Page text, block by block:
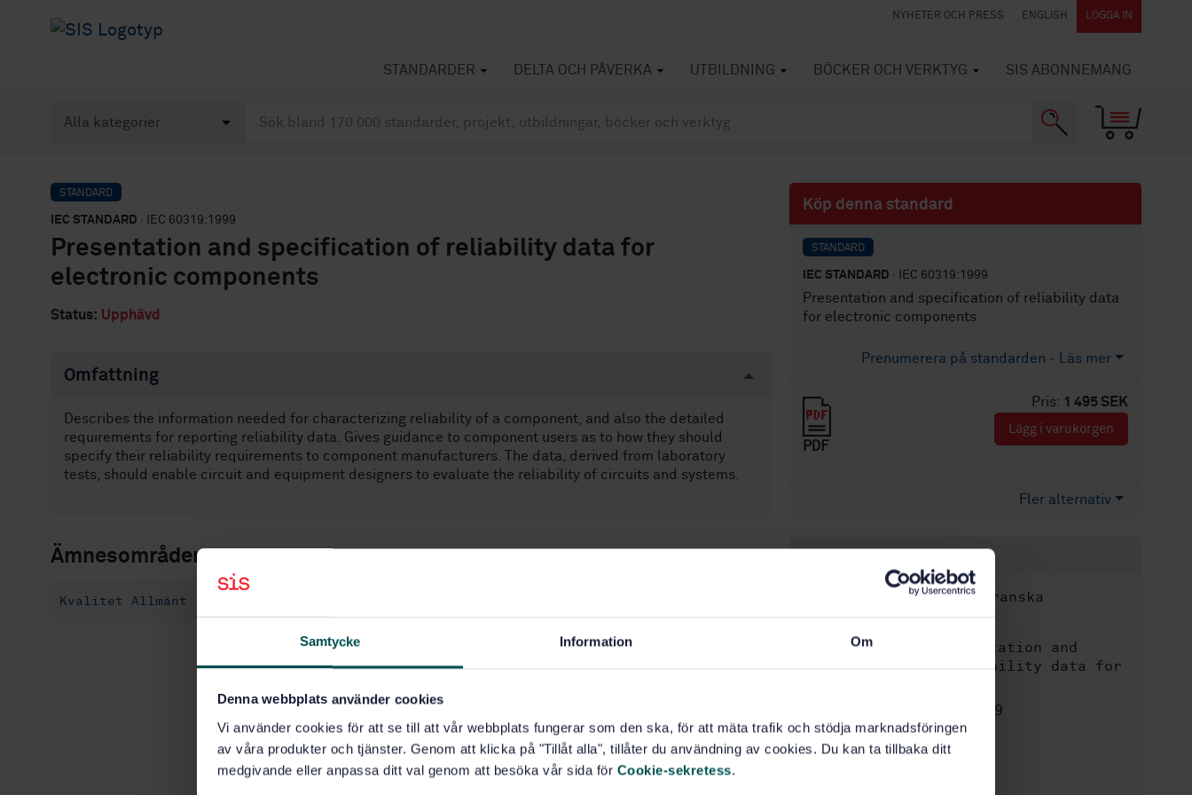
Samtycke Information Om
Denna webbplats använder cookies
Vi använder cookies för att se till att vår webbplats fungerar som den ska, för att mäta trafik och stödja marknadsföringen
av våra produkter och tjänster. Genom att klicka på "Tillåt alla", tillåter du användning av cookies. Du kan ta tillbaka ditt
medgivande eller anpassa ditt val genom att besöka vår sida för Cookie-sekretess.
NYHETER OCH PRESS ENGLISH LOGGA IN
STANDARDER DELTA OCH PÅVERKA UTBILDNING BÖCKER OCH VERKTYG SIS ABONNEMANG
STANDARD
IEC STANDARD · IEC 60319:1999
Presentation and specification of reliability data for
electronic components
Status: Upphävd
Omfattning
Describes the information needed for characterizing reliability of a component, and also the detailed
requirements for reporting reliability data. Gives guidance to component users as to how they should
specify their reliability requirements to component manufacturers. The data, derived from laboratory
tests, should enable circuit and equipment designers to evaluate the reliability of circuits and systems.
Ämnesområden
Kvalitet Allmänt (03.120.01)
Köp denna standard
STANDARD
IEC STANDARD · IEC 60319:1999
Presentation and specification of reliability data
for electronic components
Prenumerera på standarden - Läs mer
Pris: 1 495 SEK
PDF
Lägg i varukorgen
Fler alternativ
Engelska Franska
Framtagen av:IEC
Internationell titel:
Presentation and
specification of reliability data for
STD-125199
Utgåva: 3